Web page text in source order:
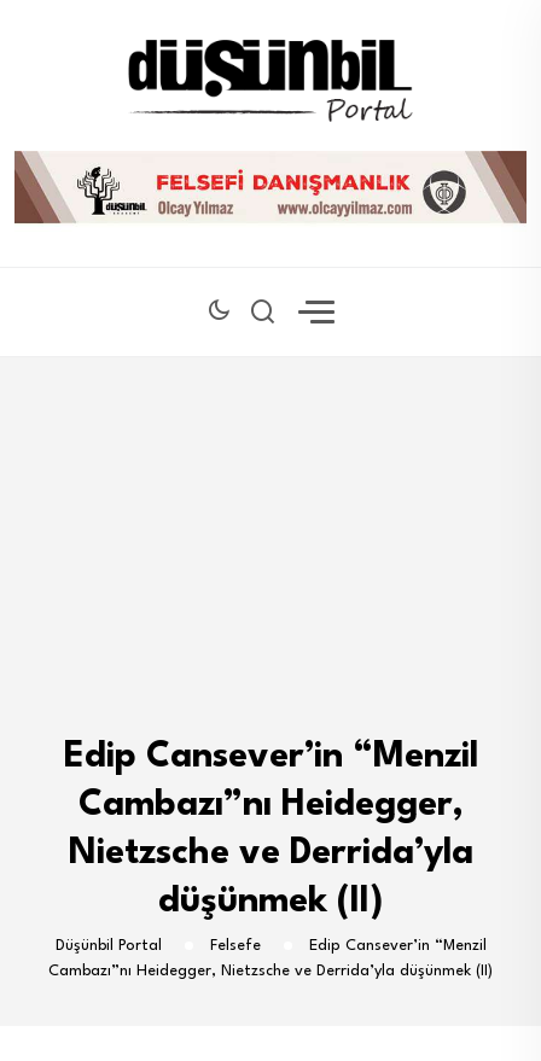
Edip Cansever’in “Menzil
Cambazı”nı Heidegger,
Nietzsche ve Derrida’yla
düşünmek (II)
Düşünbil Portal Felsefe
Edip Cansever’in “Menzil
Cambazı”nı Heidegger, Nietzsche ve Derrida’yla düşünmek (II)